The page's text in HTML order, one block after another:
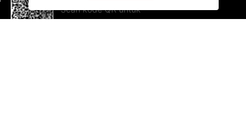
Scan kode QR untuk
mengunduh sekarang!